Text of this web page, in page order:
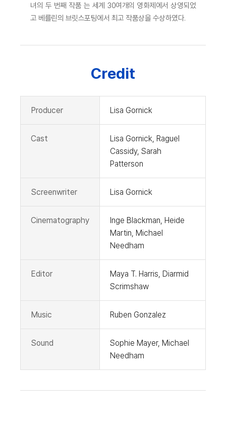
녀의 두 번째 작품 는 세계 30여개의 영화제에서 상영되었
고 베를린의 브릿스포팅에서 최고 작품상을 수상하였다.
Credit
Producer Lisa Gornick
Cast
Lisa Gornick, Raguel
Cassidy, Sarah
Patterson
Screenwriter Lisa Gornick
Cinematography
Inge Blackman, Heide
Martin, Michael
Needham
Editor
Maya T. Harris, Diarmid
Scrimshaw
Music Ruben Gonzalez
Sound
Sophie Mayer, Michael
Needham